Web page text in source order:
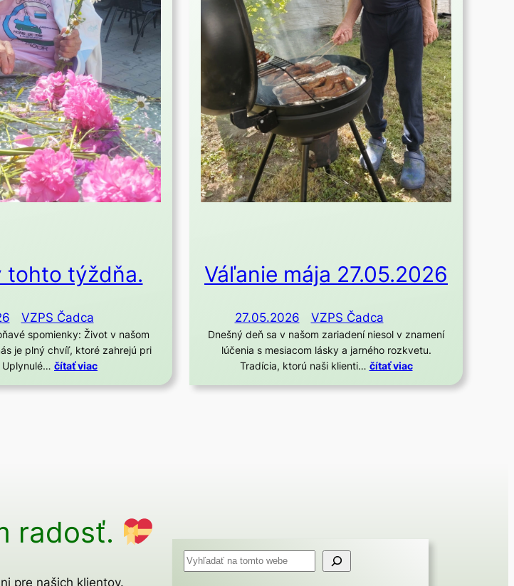
tohto týždňa.
VZPS Čadca
spomienky: Život v našom
je plný chvíľ, ktoré zahrejú pri
Uplynulé… čítať viac
Váľanie mája 27.05.2026
27.05.2026 VZPS Čadca
Dnešný deň sa v našom zariadení niesol v znamení
lúčenia s mesiacom lásky a jarného rozkvetu.
Tradícia, ktorú naši klienti… čítať viac
radosť.
pre našich klientov.
H